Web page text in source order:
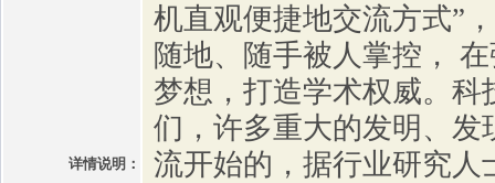
详情说明：
机直观便捷地交流方式”
随地、随手被人掌控，
梦想，打造学术权威。科
们，许多重大的发明、发
流开始的，据行业研究人